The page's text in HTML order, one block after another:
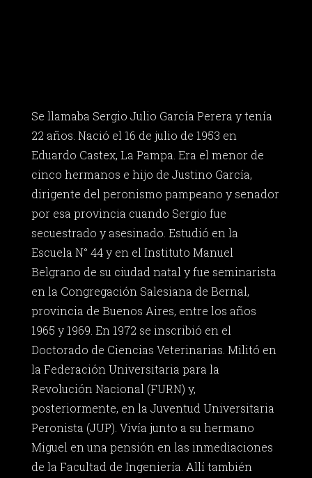
Se llamaba Sergio Julio García Perera y tenía
22 años. Nació el 16 de julio de 1953 en
Eduardo Castex, La Pampa. Era el menor de
cinco hermanos e hijo de Justino García,
dirigente del peronismo pampeano y senador
por esa provincia cuando Sergio fue
secuestrado y asesinado. Estudió en la
Escuela N° 44 y en el Instituto Manuel
Belgrano de su ciudad natal y fue seminarista
en la Congregación Salesiana de Bernal,
provincia de Buenos Aires, entre los años
1965 y 1969. En 1972 se inscribió en el
Doctorado de Ciencias Veterinarias. Militó en
la Federación Universitaria para la
Revolución Nacional (FURN) y,
posteriormente, en la Juventud Universitaria
Peronista (JUP). Vivía junto a su hermano
Miguel en una pensión en las inmediaciones
de la Facultad de Ingeniería. Allí también